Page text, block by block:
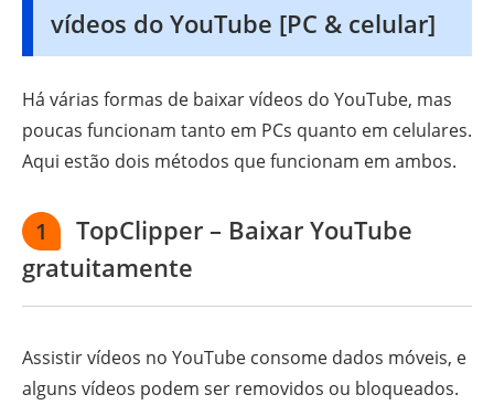
vídeos do YouTube [PC & celular]
Há várias formas de baixar vídeos do YouTube, mas
poucas funcionam tanto em PCs quanto em celulares.
Aqui estão dois métodos que funcionam em ambos.
1
TopClipper – Baixar YouTube
gratuitamente
Assistir vídeos no YouTube consome dados móveis, e
alguns vídeos podem ser removidos ou bloqueados.